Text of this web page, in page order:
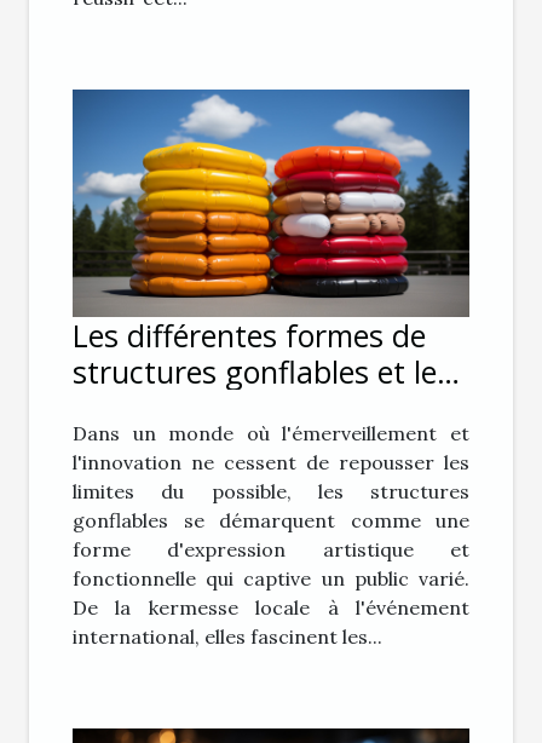
Les différentes formes de
structures gonflables et leur
Dans un monde où l'émerveillement et
l'innovation ne cessent de repousser les
limites du possible, les structures
gonflables se démarquent comme une
forme d'expression artistique et
fonctionnelle qui captive un public varié.
De la kermesse locale à l'événement
international, elles fascinent les...